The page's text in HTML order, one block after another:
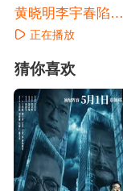
黄晓明李宇春陷惊
天阴谋
正在播放
猜你喜欢